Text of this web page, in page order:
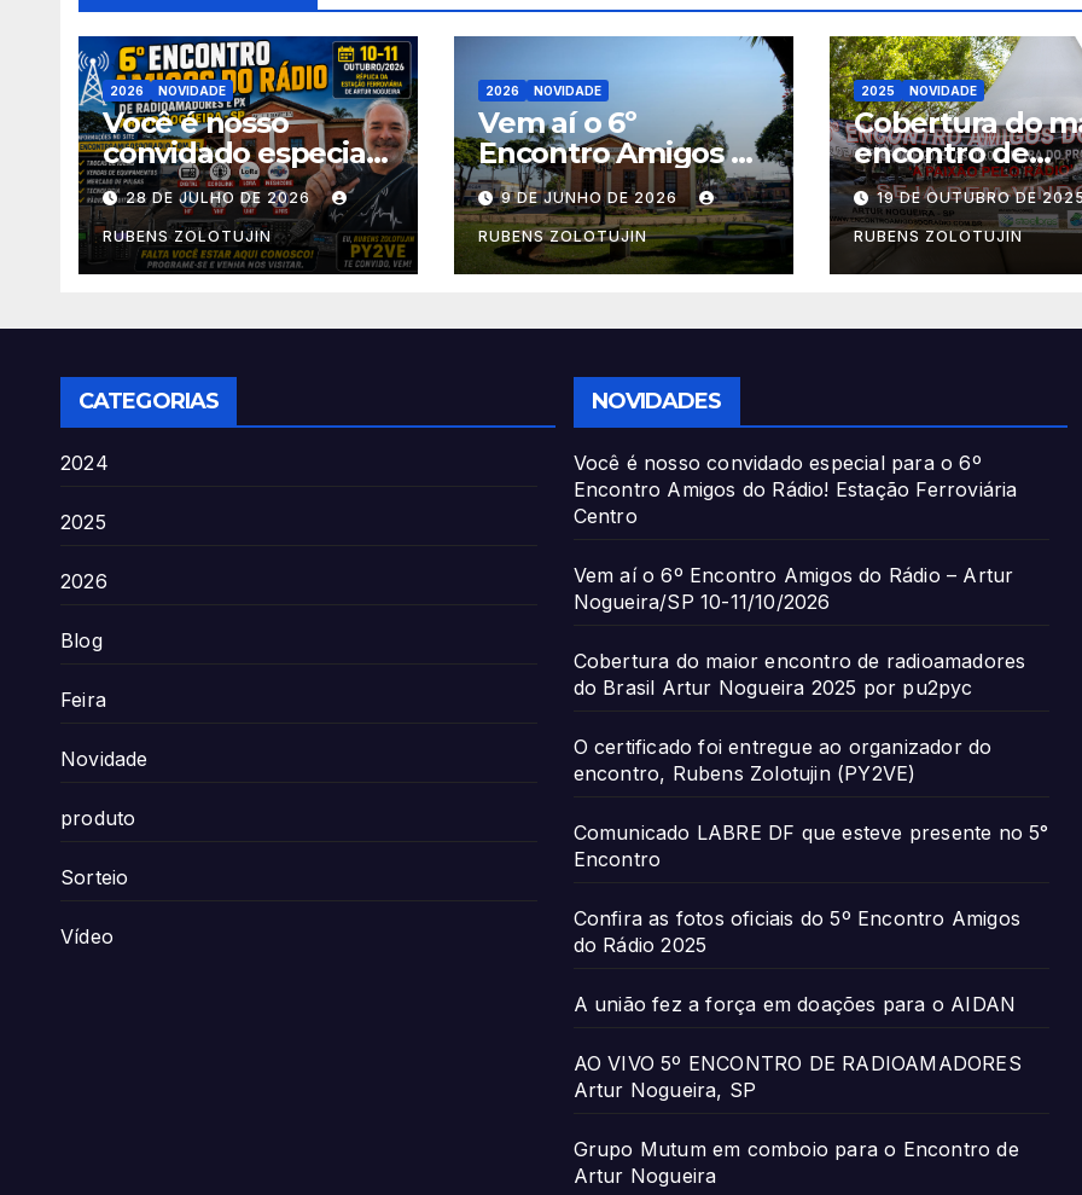
2026 NOVIDADE
Você é nosso
convidado especial
para o 6º Encontro
Amigos do Rádio!
Estação Ferroviária
Centro
28 DE JULHO DE 2026
RUBENS ZOLOTUJIN
2026 NOVIDADE
Vem aí o 6º
Encontro Amigos do
Rádio – Artur
Nogueira/SP 10-
11/10/2026
9 DE JUNHO DE 2026
RUBENS ZOLOTUJIN
2025 NOVIDADE
Cobertura do
encontro de
radioamadores
Brasil Artur
Nogueira 2025
pu2pyc
19 DE OUTUBRO DE
RUBENS ZOLOTUJIN
CATEGORIAS
2024
2025
2026
Blog
Feira
Novidade
produto
Sorteio
Vídeo
NOVIDADES
Você é nosso convidado especial para o 6º
Encontro Amigos do Rádio! Estação Ferroviária
Centro
Vem aí o 6º Encontro Amigos do Rádio – Artur
Nogueira/SP 10-11/10/2026
Cobertura do maior encontro de radioamadores
do Brasil Artur Nogueira 2025 por pu2pyc
O certificado foi entregue ao organizador do
encontro, Rubens Zolotujin (PY2VE)
Comunicado LABRE DF que esteve presente no 5°
Encontro
Confira as fotos oficiais do 5º Encontro Amigos
do Rádio 2025
A união fez a força em doações para o AIDAN
AO VIVO 5º ENCONTRO DE RADIOAMADORES
Artur Nogueira, SP
Grupo Mutum em comboio para o Encontro de
Artur Nogueira